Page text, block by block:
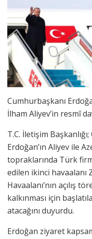
Cumhurbaşkanı
İlham Aliyev’in resmî
T.C. İletişim
Erdoğan’ın Aliyev ile
topraklarında Türk
edilen ikinci havaalanı
Havaalanı’nın açılış
kalkınması için
atacağını duyurdu.
Erdoğan ziyaret